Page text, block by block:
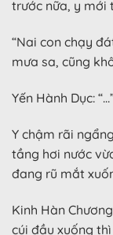
trước nữa, y mới
“Nai con chạy
mưa sa, cũng
Yến Hành Dục:
Y chậm rãi
tầng hơi nước
đang rũ mắt
Kinh Hàn
cúi đầu xuống